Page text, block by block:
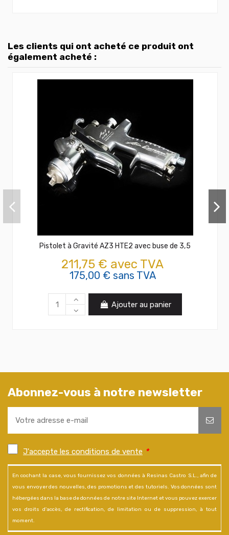
Les clients qui ont acheté ce produit ont
également acheté :
Pistolet à Gravité AZ3 HTE2 avec buse de 3,5
211,75 € avec TVA
175,00 € sans TVA
Ajouter au panier
Abonnez-vous à notre newsletter
J'accepte les conditions de vente *
En cochant la case, vous fournissez vos données à Resinas Castro S.L., afin de
vous envoyer des nouvelles, des promotions et des tutoriels. Vos données sont
hébergées dans la base de données de notre site Internet et vous pouvez exercer
vos droits d'accès, de rectification, de limitation ou de suppression, à tout
moment.